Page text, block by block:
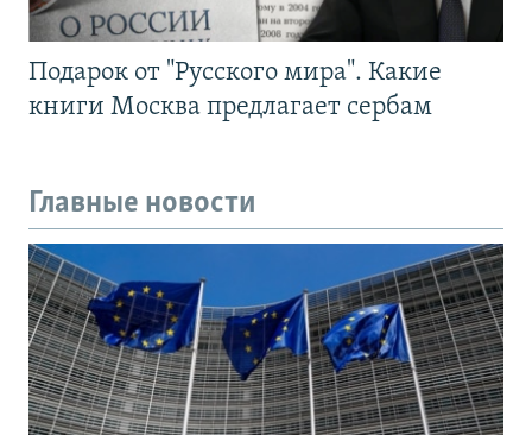
Подарок от "Русского мира". Какие
книги Москва предлагает сербам
Главные новости